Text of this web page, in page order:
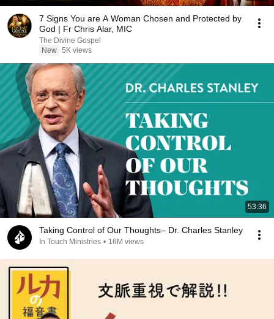
7 Signs You are A Woman Chosen and Protected by
God | Fr Chris Alar, MIC
The Divine Gospel
New 5K views
53:36
Taking Control of Our Thoughts– Dr. Charles Stanley
In Touch Ministries • 16M views